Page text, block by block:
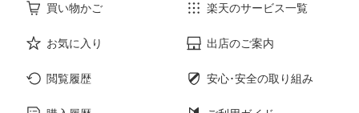
本・雑誌・コミック
買い物かご 楽天のサービス一覧
お気に入り 出店のご案内
閲覧履歴 安心･安全の取り組み